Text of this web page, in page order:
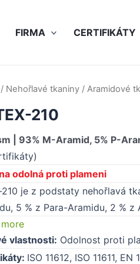
FIRMA CERTIFIKÁTY
/ Nehořlavé tkaniny /Aramidové
210
| 93% M-Aramid, 5% P-
odolná proti plameni
je z podstaty nehořlavá
5 % z Para-Aramidu, 2 %
vlastnosti: Odolnost proti
ISO 11612, ISO 11611,